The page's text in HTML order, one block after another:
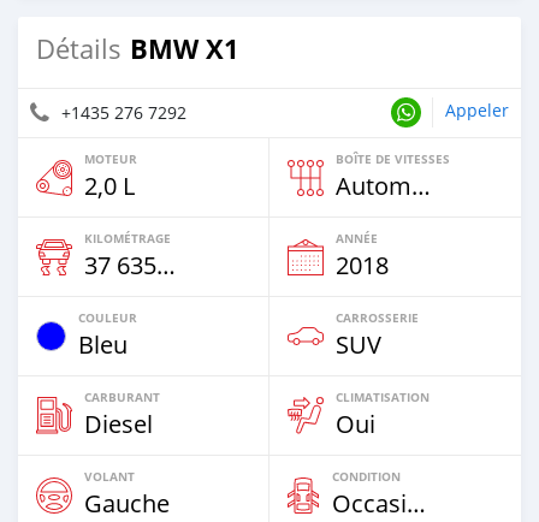
Détails BMW X1
+1435 276 7292 Appeler
MOTEUR
2,0 L
BOÎTE DE VITESSES
Automatique
KILOMÉTRAGE
37 635 Km
ANNÉE
2018
COULEUR
Bleu
CARROSSERIE
SUV
CARBURANT
Diesel
CLIMATISATION
Oui
VOLANT
Gauche
CONDITION
Occasion